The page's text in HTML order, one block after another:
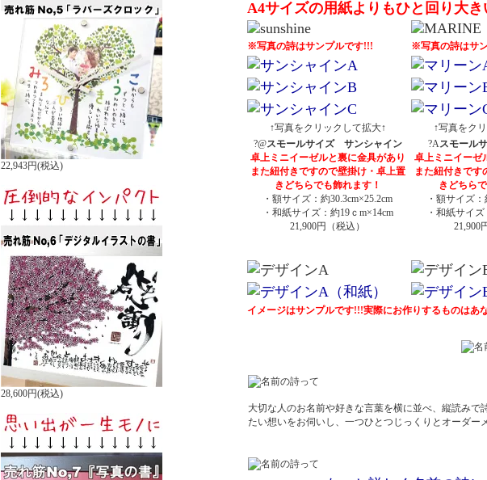
22,943円(税込)
28,600円(税込)
A4サイズの用紙よりもひと回り大
※写真の詩はサンプルです!!! ※写真の詩はサ
↑写真をクリックして拡大↑
↑写真をク
?@スモールサイズ サンシャイン
卓上ミニイーゼルと裏に金具があり
また紐付きですので壁掛け・卓上置
きどちらでも飾れます！
・額サイズ：約30.3cm×25.2cm
・和紙サイズ：約19ｃm×14cm
21,900円（税込）
?A スモール
卓上ミニイーゼ
また紐付きです
きどちら
・額サイズ：
・和紙サイ
21,900
イメージはサンプルです!!!実際にお作りするものはあ
大切な人のお名前や好きな言葉を横に並べ、縦読み
たい想いをお伺いし、一つひとつじっくりとオーダー